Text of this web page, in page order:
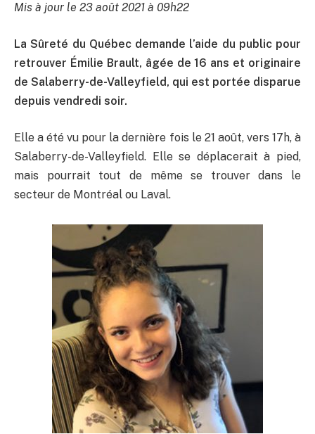
Mis à jour le 23 août 2021 à 09h22
La Sûreté du Québec demande l’aide du public pour
retrouver Émilie Brault, âgée de 16 ans et originaire
de Salaberry-de-Valleyfield, qui est portée disparue
depuis vendredi soir.
Elle a été vu pour la dernière fois le 21 août, vers 17h, à
Salaberry-de-Valleyfield. Elle se déplacerait à pied,
mais pourrait tout de même se trouver dans le
secteur de Montréal ou Laval.